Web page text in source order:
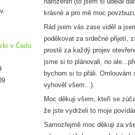
krásné a pro mě moc
Rád jsem vás zase viděl a
poděkovat za srdečné přijetí,
prostě za každý projev
jsme si to plánovali, no
bychom si to přáli.
vyhověl všem...).
Moc děkuji všem, kteří se
že jste vydrželi to moje
Samozřejmě moc děkuji za
v Čadu